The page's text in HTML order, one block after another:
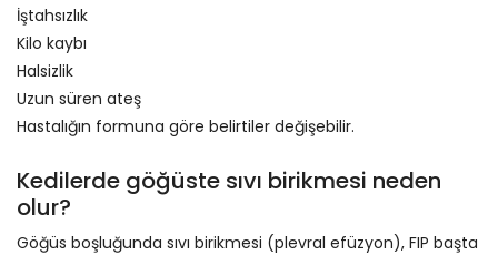
İştahsızlık
Kilo kaybı
Halsizlik
Uzun süren ateş
Hastalığın formuna göre belirtiler değişebilir.
Kedilerde göğüste sıvı birikmesi neden
olur?
Göğüs boşluğunda sıvı birikmesi (plevral efüzyon), FIP başta